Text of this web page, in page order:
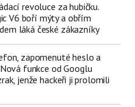
revoluce za hubičku.
V6 boří mýty a obřím
láká české zákazníky
zapomenuté heslo a
funkce od Googlu
jenže hackeři ji prolomili